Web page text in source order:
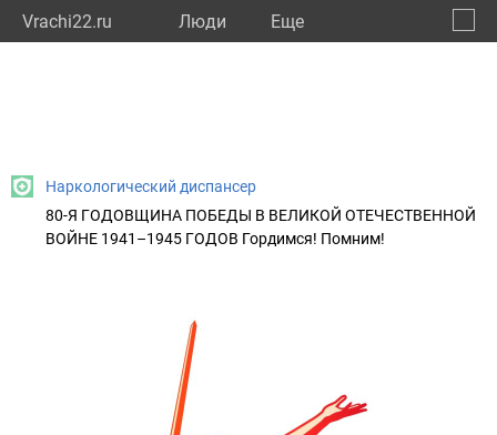
Vrachi22.ru Люди Eще
Наркологический диспансер
80-Я ГОДОВЩИНА ПОБЕДЫ В ВЕЛИКОЙ ОТЕЧЕСТВЕННОЙ
ВОЙНЕ 1941–1945 ГОДОВ Гордимся! Помним!